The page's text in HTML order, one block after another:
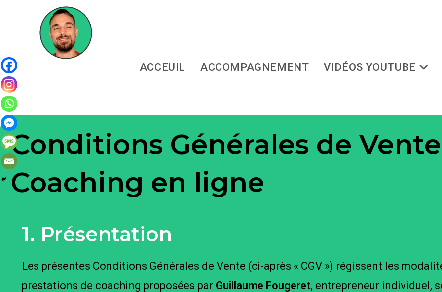
ACCEUIL ACCOMPAGNEMENT VIDÉOS YOUTUBE
Conditions Générales de
Coaching en ligne
1. Présentation
Les présentes Conditions Générales de Vente (ci-après « CGV ») régissent les
prestations de coaching proposées par Guillaume Fougeret, entrepreneur individuel,